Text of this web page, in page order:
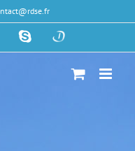
FacebookSkypeDoctolib